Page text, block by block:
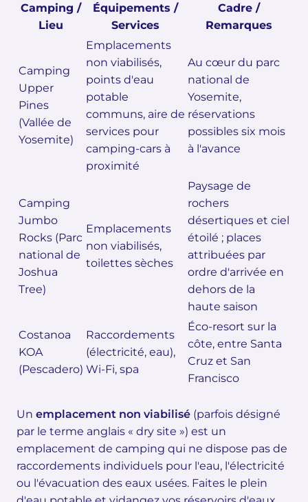
Camping /
Lieu
Équipements /
Services
Cadre /
Remarques
Camping
Upper
Pines
(Vallée de
Yosemite)
Emplacements
non viabilisés,
points d'eau
potable
communs, aire de
services pour
camping-cars à
proximité
Au cœur du parc
national de
Yosemite,
réservations
possibles six mois
à l'avance
Camping
Jumbo
Rocks (Parc
national de
Joshua
Tree)
Emplacements
non viabilisés,
toilettes sèches
Paysage de
rochers
désertiques et ciel
étoilé ; places
attribuées par
ordre d'arrivée en
dehors de la
haute saison
Costanoa
KOA
(Pescadero)
Raccordements
(électricité, eau),
Wi-Fi, spa
Éco-resort sur la
côte, entre Santa
Cruz et San
Francisco
Un emplacement non viabilisé (parfois désigné
par le terme anglais « dry site ») est un
emplacement de camping qui ne dispose pas de
raccordements individuels pour l'eau, l'électricité
ou l'évacuation des eaux usées. Faites le plein